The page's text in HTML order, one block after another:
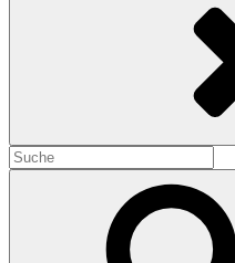
Search
for: